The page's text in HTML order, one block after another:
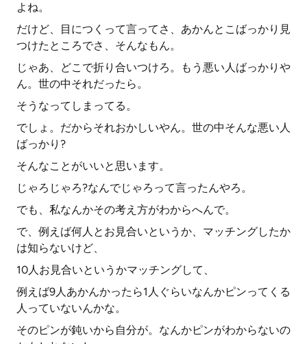
よね。
だけど、目につくって言ってさ、あかんとこばっかり見
つけたところでさ、そんなもん。
じゃあ、どこで折り合いつけろ。もう悪い人ばっかりや
ん。世の中それだったら。
そうなってしまってる。
でしょ。だからそれおかしいやん。世の中そんな悪い人
ばっかり?
そんなことがいいと思います。
じゃろじゃろ?なんでじゃろって言ったんやろ。
でも、私なんかその考え方がわからへんで。
で、例えば何人とお見合いというか、マッチングしたか
は知らないけど、
10人お見合いというかマッチングして、
例えば9人あかんかったら1人ぐらいなんかピンってくる
人っていないんかな。
そのピンが鈍いから自分が。なんかピンがわからないの